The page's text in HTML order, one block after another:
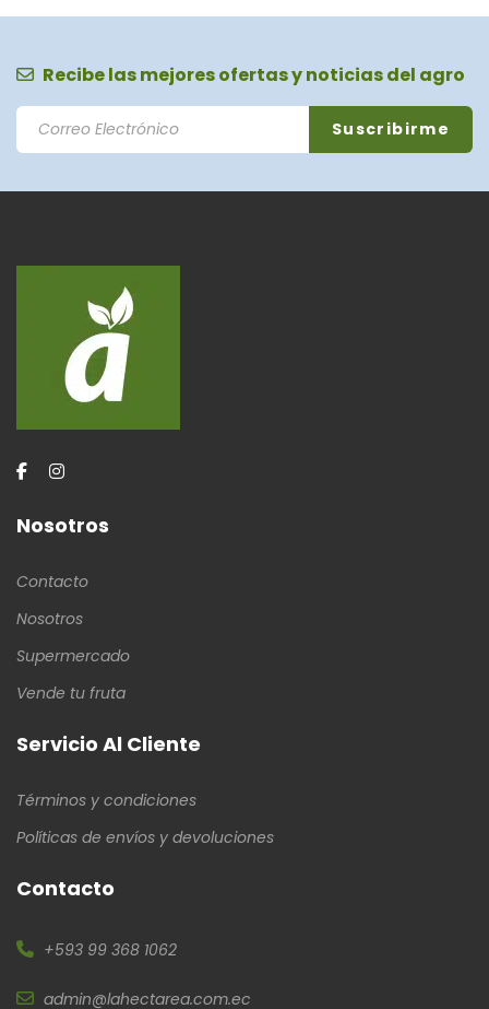
Recibe las mejores ofertas y noticias del agro
Nosotros
Contacto
Nosotros
Supermercado
Vende tu fruta
Servicio Al Cliente
Términos y condiciones
Políticas de envíos y devoluciones
Contacto
+593 99 368 1062
admin@lahectarea.com.ec